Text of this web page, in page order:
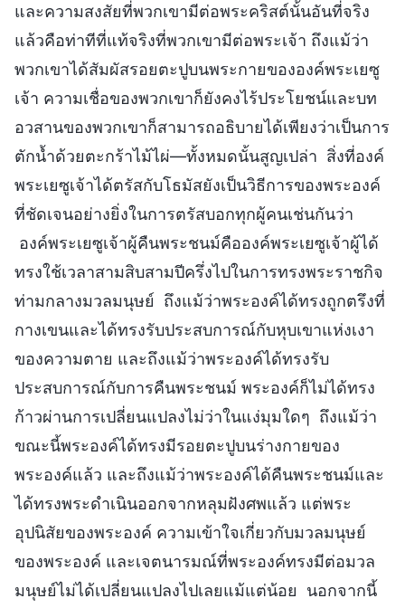
และความสงสัยที่พวกเขามีต่อพระคริสต์นั้นอันที่จริง
แล้วคือท่าทีที่แท้จริงที่พวกเขามีต่อพระเจ้า ถึงแม้ว่า
พวกเขาได้สัมผัสรอยตะปูบนพระกายขององค์พระเยซู
เจ้า ความเชื่อของพวกเขาก็ยังคงไร้ประโยชน์และบท
อวสานของพวกเขาก็สามารถอธิบายได้เพียงว่าเป็นการ
ตักน้ำด้วยตะกร้าไม้ไผ่—ทั้งหมดนั้นสูญเปล่า สิ่งที่องค์
พระเยซูเจ้าได้ตรัสกับโธมัสยังเป็นวิธีการของพระองค์
ที่ชัดเจนอย่างยิ่งในการตรัสบอกทุกผู้คนเช่นกันว่า
องค์พระเยซูเจ้าผู้คืนพระชนม์คือองค์พระเยซูเจ้าผู้ได้
ทรงใช้เวลาสามสิบสามปีครึ่งไปในการทรงพระราชกิจ
ท่ามกลางมวลมนุษย์ ถึงแม้ว่าพระองค์ได้ทรงถูกตรึงที่
กางเขนและได้ทรงรับประสบการณ์กับหุบเขาแห่งเงา
ของความตาย และถึงแม้ว่าพระองค์ได้ทรงรับ
ประสบการณ์กับการคืนพระชนม์ พระองค์ก็ไม่ได้ทรง
ก้าวผ่านการเปลี่ยนแปลงไม่ว่าในแง่มุมใดๆ ถึงแม้ว่า
ขณะนี้พระองค์ได้ทรงมีรอยตะปูบนร่างกายของ
พระองค์แล้ว และถึงแม้ว่าพระองค์ได้คืนพระชนม์และ
ได้ทรงพระดำเนินออกจากหลุมฝังศพแล้ว แต่พระ
อุปนิสัยของพระองค์ ความเข้าใจเกี่ยวกับมวลมนุษย์
ของพระองค์ และเจตนารมณ์ที่พระองค์ทรงมีต่อมวล
มนุษย์ไม่ได้เปลี่ยนแปลงไปเลยแม้แต่น้อย นอกจากนี้